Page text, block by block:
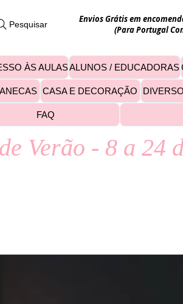
Pesquisar
Envios Grátis em
(Para Portugal
ÀS AULASALUNOS / EDUCADORAS
CASA E DECORAÇÃO
FAQ
Verão - 8 a 24